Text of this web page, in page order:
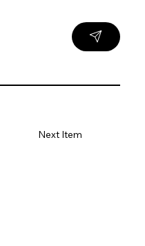
Next Item